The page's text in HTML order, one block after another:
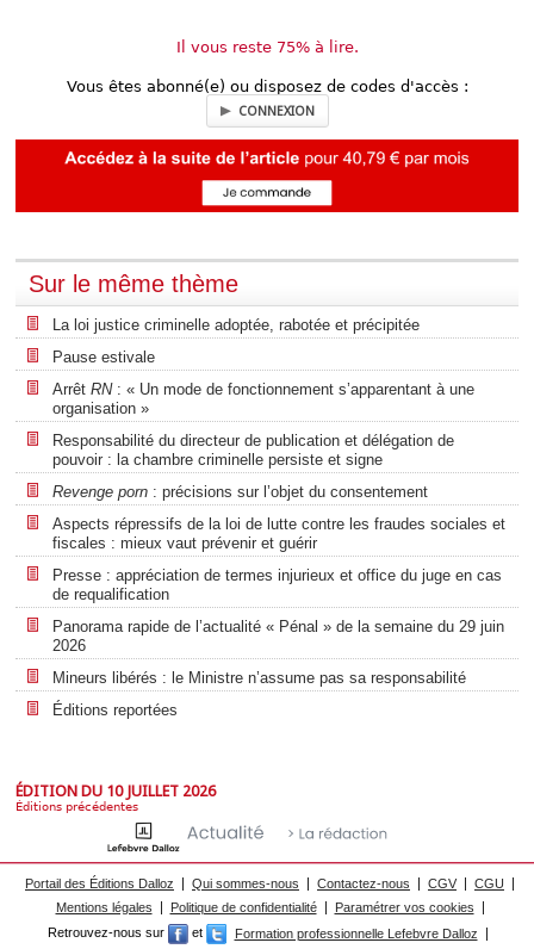
Il vous reste 75% à lire.
Vous êtes abonné(e) ou disposez de codes d'accès :
CONNEXION
Sur le même thème
La loi justice criminelle adoptée, rabotée et précipitée
Pause estivale
Arrêt RN: « Un mode de fonctionnement s’apparentant à une
organisation »
Responsabilité du directeur de publication et délégation de
pouvoir : la chambre criminelle persiste et signe
Revenge porn : précisions sur l’objet du consentement
Aspects répressifs de la loi de lutte contre les fraudes sociales et
fiscales : mieux vaut prévenir et guérir
Presse : appréciation de termes injurieux et office du juge en cas
de requalification
Panorama rapide de l’actualité « Pénal » de la semaine du 29 juin
2026
Mineurs libérés : le Ministre n’assume pas sa responsabilité
Éditions reportées
ÉDITION DU 10 JUILLET 2026
Éditions précédentes
Portail des Éditions Dalloz Qui sommes-nous Contactez-nous CGV
CGU
Mentions légales
Politique de confidentialité
Paramétrer vos cookies
Retrouvez-nous sur
et Formation professionnelle Lefebvre Dalloz